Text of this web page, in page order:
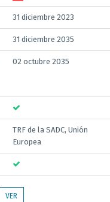
31 diciembre 2023
31 diciembre 2035
02 octubre 2035
TRF de la SADC, Unión
Europea
VER